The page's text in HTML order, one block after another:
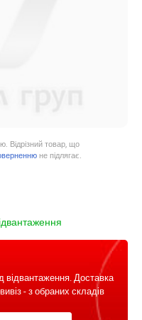
Відрізний товар, що
не підлягає.
відвантаження. Доставка
- з обраних складів